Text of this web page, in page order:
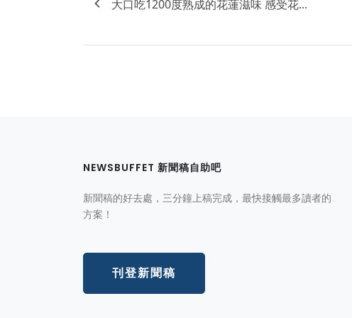
大口吃1200度熟成的花蓮滋味 感受花...
NEWSBUFFET 新聞稿自助吧
新聞稿的好去處，三分鐘上稿完成，最快接觸最多讀者的
方案！
刊登新聞稿